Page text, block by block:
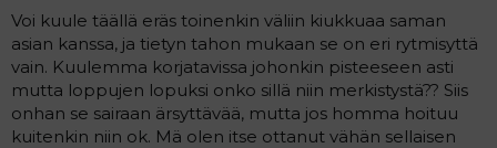
Voi kuule täällä eräs toinenkin väliin kiukkuaa saman
asian kanssa, ja tietyn tahon mukaan se on eri rytmisyttä
vain. Kuulemma korjatavissa johonkin pisteeseen asti
mutta loppujen lopuksi onko sillä niin merkistystä?? Siis
onhan se sairaan ärsyttävää, mutta jos homma hoituu
kuitenkin niin ok. Mä olen itse ottanut vähän sellaisen